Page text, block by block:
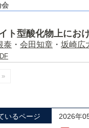
会
ト型酸化物上にお
泰 ・ 会田知章 ・ 坂崎広
»
いるページ 2026年